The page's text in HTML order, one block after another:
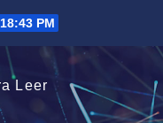
PM
Leer